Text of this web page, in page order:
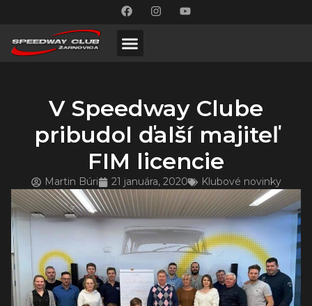
V Speedway Clube
pribudol ďalší majiteľ
FIM licencie
Martin Búri 21 januára, 2020 Klubové novinky